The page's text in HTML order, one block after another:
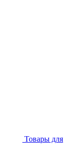
Товары для